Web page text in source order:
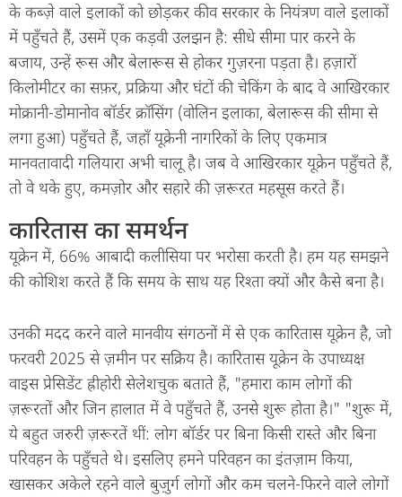
के कब्ज़े वाले इलाकों को छोड़कर कीव सरकार के नियंत्रण वाले इलाकों
में पहुँचते हैं, उसमें एक कड़वी उलझन है: सीधे सीमा पार करने के
बजाय, उन्हें रूस और बेलारूस से होकर गुज़रना पड़ता है। हज़ारों
किलोमीटर का सफ़र, प्रक्रिया और घंटों की चेकिंग के बाद वे आखिरकार
मोक्रानी-डोमानोव बॉर्डर क्रॉसिंग (वोलिन इलाका, बेलारूस की सीमा से
लगा हुआ) पहुँचते हैं, जहाँ यूक्रेनी नागरिकों के लिए एकमात्र
मानवतावादी गलियारा अभी चालू है। जब वे आखिरकार यूक्रेन पहुँचते हैं,
तो वे थके हुए, कमज़ोर और सहारे की ज़रूरत महसूस करते हैं।
कारितास का समर्थन
यूक्रेन में, 66% आबादी कलीसिया पर भरोसा करती है। हम यह समझने
की कोशिश करते हैं कि समय के साथ यह रिश्ता क्यों और कैसे बना है।
उनकी मदद करने वाले मानवीय संगठनों में से एक कारितास यूक्रेन है, जो
फरवरी 2025 से ज़मीन पर सक्रिय है। कारितास यूक्रेन के उपाध्यक्ष
वाइस प्रेसिडेंट ह्रीहोरी सेलेशचुक बताते हैं, "हमारा काम लोगों की
ज़रूरतों और जिन हालात में वे पहुँचते हैं, उनसे शुरू होता है।" "शुरू में,
ये बहुत जरुरी ज़रूरतें थीं: लोग बॉर्डर पर बिना किसी रास्ते और बिना
परिवहन के पहुँचते थे। इसलिए हमने परिवहन का इंतज़ाम किया,
खासकर अकेले रहने वाले बुज़ुर्ग लोगों और कम चलने-फिरने वाले लोगों